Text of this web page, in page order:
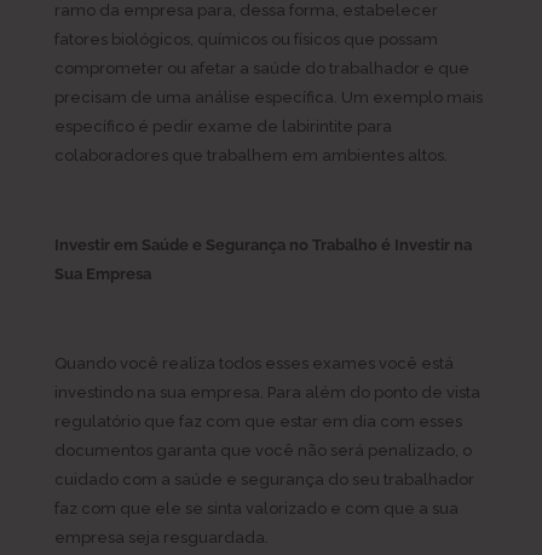
ramo da empresa para, dessa forma, estabelecer
fatores biológicos, químicos ou físicos que possam
comprometer ou afetar a saúde do trabalhador e que
precisam de uma análise específica. Um exemplo mais
específico é pedir exame de labirintite para
colaboradores que trabalhem em ambientes altos.
Investir em Saúde e Segurança no Trabalho é Investir na
Sua Empresa
Quando você realiza todos esses exames você está
investindo na sua empresa. Para além do ponto de vista
regulatório que faz com que estar em dia com esses
documentos garanta que você não será penalizado, o
cuidado com a saúde e segurança do seu trabalhador
faz com que ele se sinta valorizado e com que a sua
empresa seja resguardada.